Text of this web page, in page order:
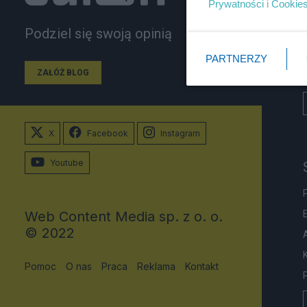
Podziel się swoją opinią
ZAŁÓŻ BLOG
X Facebook Instagram
Youtube
Web Content Media sp. z o. o.
© 2022
Pomoc O nas Praca Reklama Kontakt
Prywatności i Cookies
PARTNERZY